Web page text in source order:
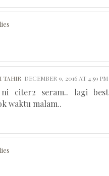
TAHIR DECEMBER 9, 2016 AT 4:59 PM
ni citer2 seram.. lagi best
waktu malam..